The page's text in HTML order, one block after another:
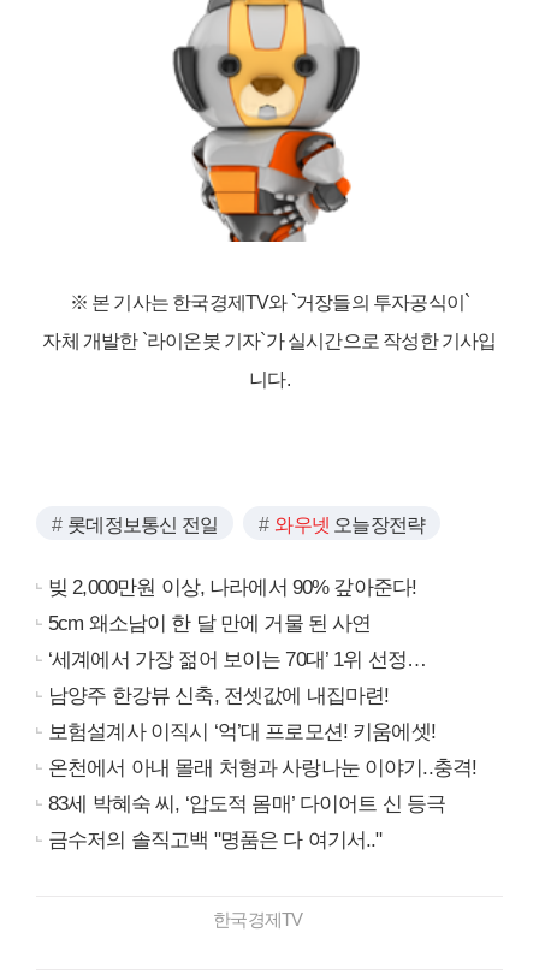
※ 본 기사는 한국경제TV와 `거장들의 투자공식이`
자체 개발한 `라이온봇 기자`가 실시간으로 작성한 기사입
니다.
롯데정보통신 전일 와우넷 오늘장전략
빚 2,000만원 이상, 나라에서 90% 갚아준다!
5cm 왜소남이 한 달 만에 거물 된 사연
‘세계에서 가장 젊어 보이는 70대’ 1위 선정…
남양주 한강뷰 신축, 전셋값에 내집마련!
보험설계사 이직시 ‘억’대 프로모션! 키움에셋!
온천에서 아내 몰래 처형과 사랑나눈 이야기..충격!
83세 박혜숙 씨, ‘압도적 몸매’ 다이어트 신 등극
금수저의 솔직고백 "명품은 다 여기서.."
한국경제TV